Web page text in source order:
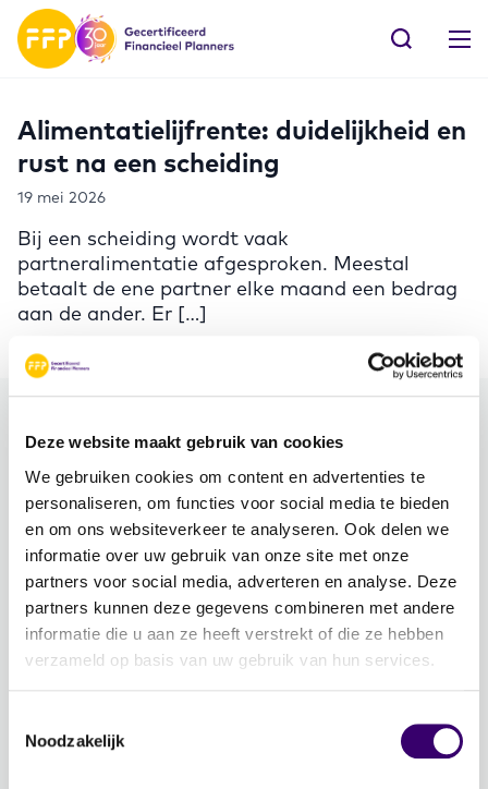
Deze website maakt gebruik van cookies
We gebruiken cookies om content en advertenties te
personaliseren, om functies voor social media te bieden
en om ons websiteverkeer te analyseren. Ook delen we
informatie over uw gebruik van onze site met onze
partners voor social media, adverteren en analyse. Deze
partners kunnen deze gegevens combineren met andere
informatie die u aan ze heeft verstrekt of die ze hebben
verzameld op basis van uw gebruik van hun services.
Noodzakelijk
Alimentatielijfrente: duidelijkheid en
rust na een scheiding
19 mei 2026
Bij een scheiding wordt vaak
partneralimentatie afgesproken. Meestal
betaalt de ene partner elke maand een bedrag
aan de ander. Er […]
Meer FFP
Word ambassadeur!
Evenementen
Schrijf je in voor de nieuwsbrief: Jouw Plan –
Financiële planning voor een goed leven!
Lidmaatschap